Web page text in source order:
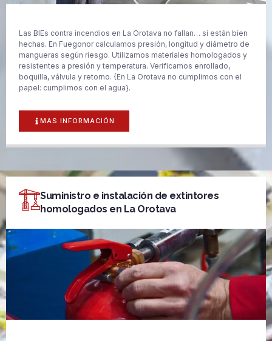
Las BIEs contra incendios en La Orotava no fallan… si están bien
hechas. En Fuegonor calculamos presión, longitud y diámetro de
mangueras según riesgo. Utilizamos materiales homologados y
resistentes a presión y temperatura. Verificamos enrollado,
boquilla, válvula y retorno. {En La Orotava no cumplimos con el
papel: cumplimos con el agua}.
MAS INFORMACIÓN
Suministro e instalación de extintores
homologados en La Orotava